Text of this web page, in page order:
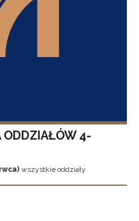
ODDZIAŁÓW 4-
wszystkie oddziały